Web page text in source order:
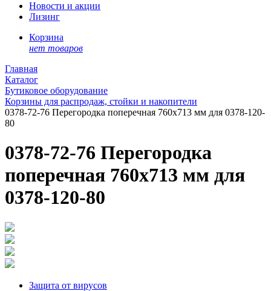
Новости и акции
Лизинг
Корзина
нет товаров
Главная
Каталог
Бутиковое оборудование
Корзины для распродаж, стойки и накопители
0378-72-76 Перегородка поперечная 760х713 мм для 0378-120-
80
0378-72-76 Перегородка
поперечная 760х713 мм для
0378-120-80
Защита от вирусов